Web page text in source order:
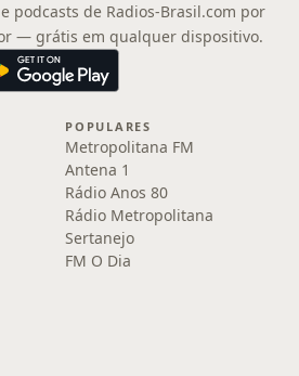
podcasts de Radios-Brasil.com por
— grátis em qualquer dispositivo.
POPULARES
Metropolitana FM
Antena 1
Rádio Anos 80
Rádio Metropolitana
Sertanejo
FM O Dia